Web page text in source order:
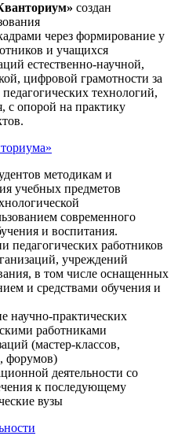
создан
через формирование у
и учащихся
естественно-научной,
цифровой грамотности за
технологий,
с опорой на практику
методикам и
учебных предметов
современного
и воспитания.
работников
учреждений
в том числе оснащенных
и средствами обучения и
научно-практических
работниками
(мастер-классов,
форумов)
деятельности со
к последующему
вузы